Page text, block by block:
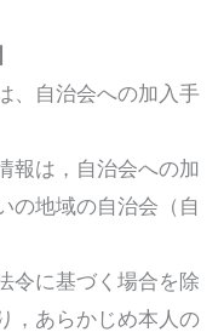
、自治会への加入手
報は，自治会への加
の地域の自治会（自
令に基づく場合を除
，あらかじめ本人の